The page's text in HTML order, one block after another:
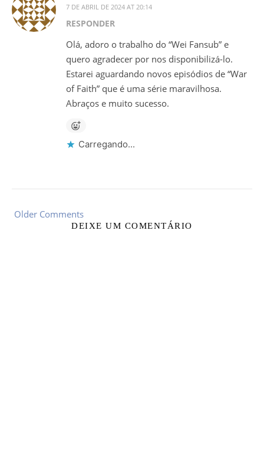
7 DE ABRIL DE 2024 AT 20:14
RESPONDER
Olá, adoro o trabalho do “Wei Fansub” e
quero agradecer por nos disponibilizá-lo.
Estarei aguardando novos episódios de “War
of Faith” que é uma série maravilhosa.
Abraços e muito sucesso.
Carregando...
Older Comments
DEIXE UM COMENTÁRIO